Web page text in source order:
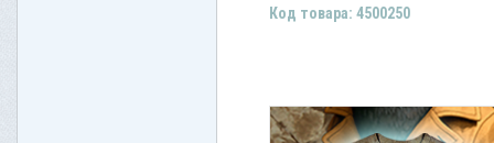
Код товара: 4500250